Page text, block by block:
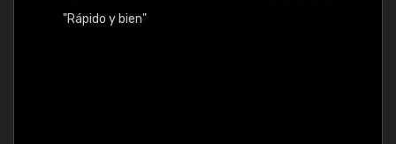
"Rápido y bien"